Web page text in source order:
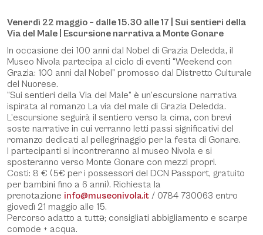
Venerdì 22 maggio – dalle 15.30 alle 17 | Sui sentieri della
Via del Male | Escursione narrativa a Monte Gonare
In occasione dei 100 anni dal Nobel di Grazia Deledda, il
Museo Nivola partecipa al ciclo di eventi “Weekend con
Grazia: 100 anni dal Nobel” promosso dal Distretto Culturale
del Nuorese.
“Sui sentieri della Via del Male” è un’escursione narrativa
ispirata al romanzo La via del male di Grazia Deledda.
L’escursione seguirà il sentiero verso la cima, con brevi
soste narrative in cui verranno letti passi significativi del
romanzo dedicati al pellegrinaggio per la festa di Gonare.
I partecipanti si incontreranno al museo Nivola e si
sposteranno verso Monte Gonare con mezzi propri.
Costi: 8 € (5€ per i possessori del DCN Passport, gratuito
per bambini fino a 6 anni). Richiesta la
prenotazione info@museonivola.it / 0784 730063 entro
giovedì 21 maggio alle 15.
Percorso adatto a tuttə; consigliati abbigliamento e scarpe
comode + acqua.